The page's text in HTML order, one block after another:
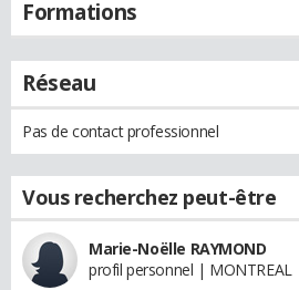
Formations
Réseau
Pas de contact professionnel
Vous recherchez peut-être
Marie-Noëlle RAYMOND
profil personnel | MONTREAL